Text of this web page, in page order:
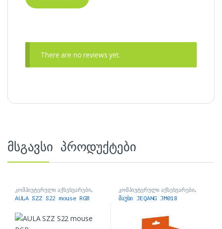
There are no reviews yet.
მსგავსი პროდუქტები
კომპიუტერული აქსესუარები,
მაუსები
AULA SZZ S22 mouse RGB
კომპიუტერული აქსესუარები,
მაუსები
მაუსი JEQANG JM018